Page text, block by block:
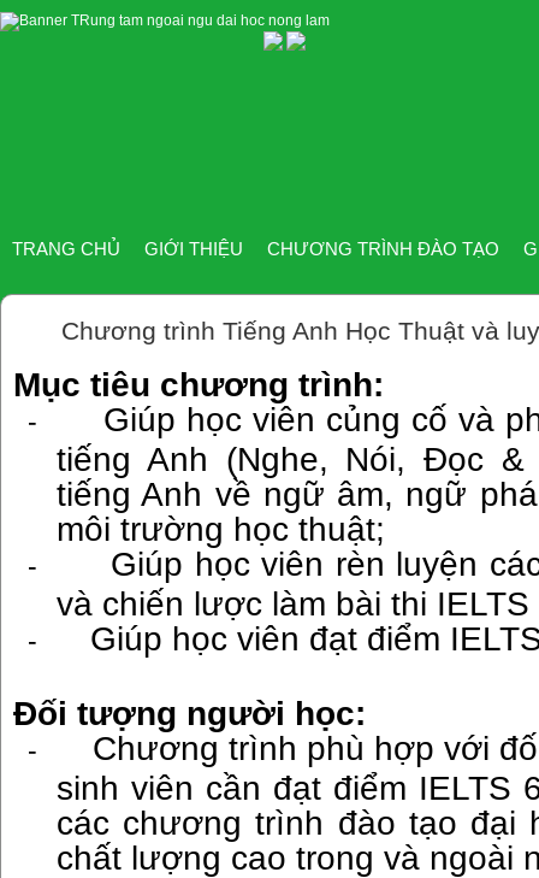
TRANG CHỦ GIỚI THIỆU CHƯƠNG TRÌNH ĐÀO TẠO
Chương trình Tiếng Anh Học Thuật và
Mục tiêu chương trình:
-
Giúp học viên củng cố và
tiếng Anh (Nghe, Nói, Đọc
tiếng Anh về ngữ âm, ngữ
môi trường học thuật;
-
Giúp học viên rèn luyện
và chiến lược làm bài thi
- Giúp học viên đạt điểm
Đối tượng người học:
-
Chương trình phù hợp với
sinh viên cần đạt điểm IELTS
các chương trình đào tạo đại
chất lượng cao trong và ngoài